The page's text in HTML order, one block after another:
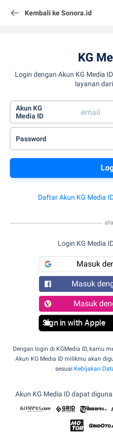
Kembali ke Sonora.id
KG
Login dengan Akun KG Media
layanan
Akun KG
Media ID
Password
Daftar Akun KG Media
Login KG Media
Masuk
Masuk
Masuk
Sign in with Apple
Dengan login di KGMedia ID, kamu
Akun KG Media ID milikmu akan
sesuai Kebijakan
Akun KG Media ID dapat